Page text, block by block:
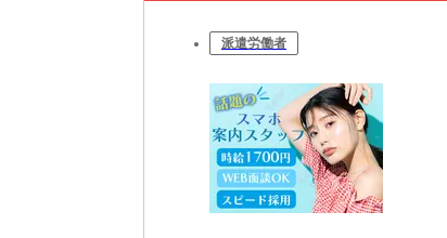
派遣労働者